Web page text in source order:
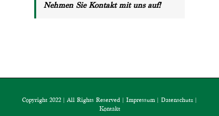
Nehmen Sie Kontakt mit uns auf!
Copyright 2022 | All Rights Reserved | Impressum | Datenschutz |
Kontakt